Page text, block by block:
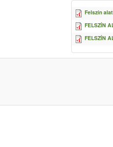
Felszín
FELSZÍN
FELSZÍN